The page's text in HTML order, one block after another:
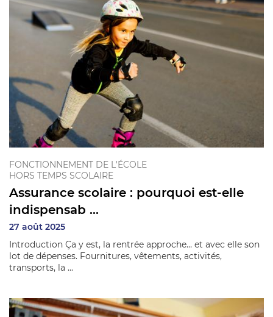
FONCTIONNEMENT DE L'ÉCOLE
HORS TEMPS SCOLAIRE
Assurance scolaire : pourquoi est-elle
indispensab ...
27 août 2025
Introduction Ça y est, la rentrée approche… et avec elle son
lot de dépenses. Fournitures, vêtements, activités,
transports, la ...